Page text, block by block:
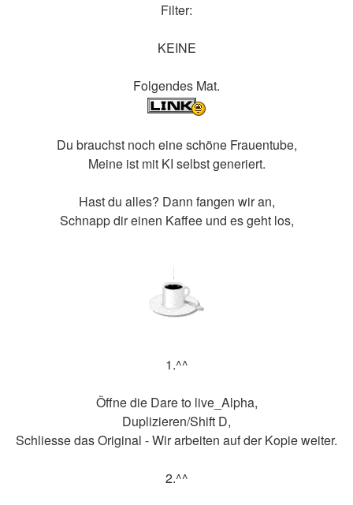
Filter:
KEINE
Folgendes Mat.
Du brauchst noch eine schöne Frauentube,
Meine ist mit KI selbst generiert.
Hast du alles? Dann fangen wir an,
Schnapp dir einen Kaffee und es geht los,
1.^^
Öffne die Dare to live_Alpha,
Duplizieren/Shift D,
Schliesse das Original - Wir arbeiten auf der Kopie weiter.
2.^^